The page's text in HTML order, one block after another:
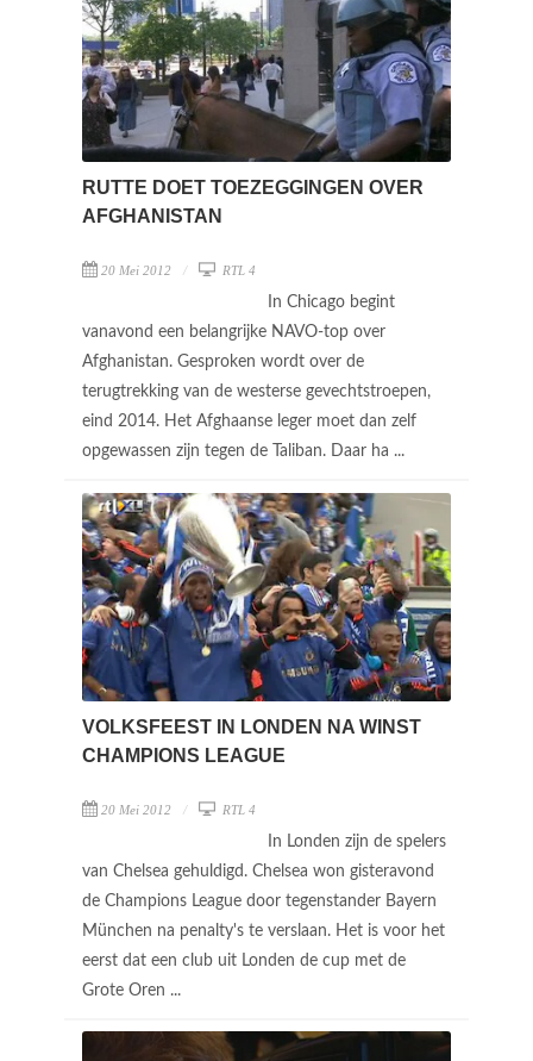
RUTTE DOET TOEZEGGINGEN OVER
AFGHANISTAN
20 Mei 2012 RTL 4
In Chicago begint
vanavond een belangrijke NAVO-top over
Afghanistan. Gesproken wordt over de
terugtrekking van de westerse gevechtstroepen,
eind 2014. Het Afghaanse leger moet dan zelf
opgewassen zijn tegen de Taliban. Daar ha ...
VOLKSFEEST IN LONDEN NA WINST
CHAMPIONS LEAGUE
20 Mei 2012 RTL 4
In Londen zijn de spelers
van Chelsea gehuldigd. Chelsea won gisteravond
de Champions League door tegenstander Bayern
München na penalty's te verslaan. Het is voor het
eerst dat een club uit Londen de cup met de
Grote Oren ...